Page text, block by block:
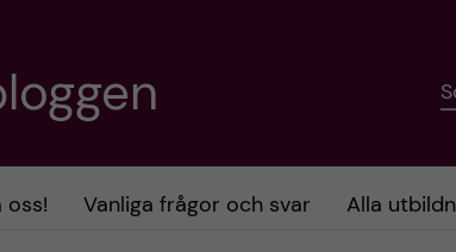
oss! Vanliga frågor och svar Alla